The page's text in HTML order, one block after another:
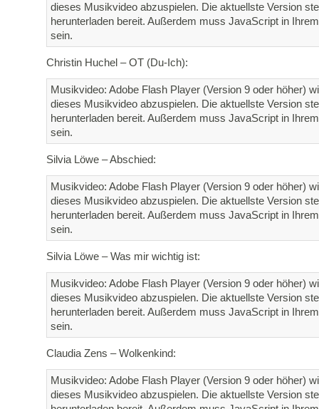
dieses Musikvideo abzuspielen. Die aktuellste Version
herunterladen bereit. Außerdem muss JavaScript in
sein.
Christin Huchel – OT (Du-Ich):
Musikvideo: Adobe Flash Player (Version 9 oder höher)
dieses Musikvideo abzuspielen. Die aktuellste Version
herunterladen bereit. Außerdem muss JavaScript in
sein.
Silvia Löwe – Abschied:
Musikvideo: Adobe Flash Player (Version 9 oder höher)
dieses Musikvideo abzuspielen. Die aktuellste Version
herunterladen bereit. Außerdem muss JavaScript in
sein.
Silvia Löwe – Was mir wichtig ist:
Musikvideo: Adobe Flash Player (Version 9 oder höher)
dieses Musikvideo abzuspielen. Die aktuellste Version
herunterladen bereit. Außerdem muss JavaScript in
sein.
Claudia Zens – Wolkenkind:
Musikvideo: Adobe Flash Player (Version 9 oder höher)
dieses Musikvideo abzuspielen. Die aktuellste Version